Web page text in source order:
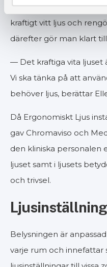
När operationen är
kraftigt vitt ljus och
därefter gör man klart
— Det kraftiga vita ljuset
Vi ska tänka på att
behöver ljus, berättar
Då Ergonomiskt Ljus
gav Chromaviso och
den kliniska personalen
ljuset samt i ljusets
och trivsel.
Ljusinställning
Belysningen är
varje rum och innefattar